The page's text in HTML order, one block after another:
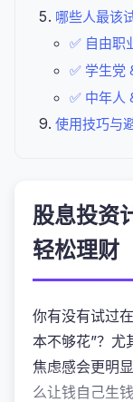
哪些人最该
✅ 自由职
✅ 学生党
✅ 中年人
使用技巧与
股息投资
轻松理财
你有没有试过
本不够花”？尤
焦虑感会更明
么让钱自己生